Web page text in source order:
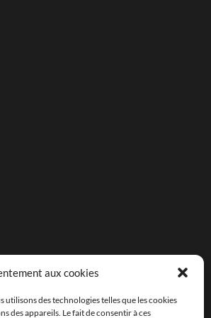
aux cookies
des technologies telles que les cookies
des appareils. Le fait de consentir à ces